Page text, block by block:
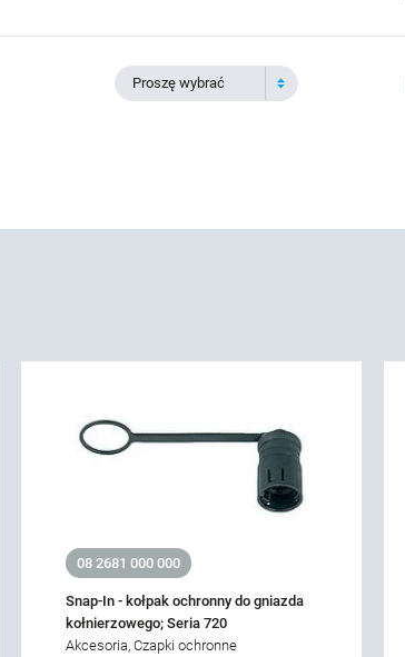
Proszę wybrać
08 2681 000 000
Snap-In - kołpak ochronny do gniazda
kołnierzowego; Seria 720
Akcesoria, Czapki ochronne